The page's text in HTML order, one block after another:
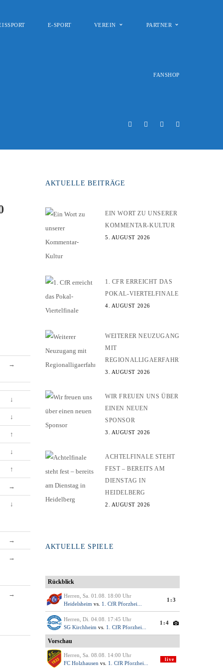
E-SPORT VEREIN PARTNER
FANSHOP
→
↓
↓
↑
↓
↑
→
↓
→
→
→
AKTUELLE BEITRÄGE
EIN WORT ZU UNSERER
KOMMENTAR-KULTUR
5. AUGUST 2026
1. CFR ERREICHT DAS
POKAL-VIERTELFINALE
4. AUGUST 2026
WEITERER NEUZUGANG
MIT
REGIONALLIGAERFAHRUNG
3. AUGUST 2026
WIR FREUEN UNS ÜBER
EINEN NEUEN
SPONSOR
3. AUGUST 2026
ACHTELFINALE STEHT
FEST – BEREITS AM
DIENSTAG IN
HEIDELBERG
2. AUGUST 2026
AKTUELLE SPIELE